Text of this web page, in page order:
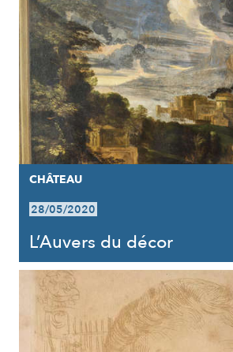
CHÂTEAU
28/05/2020
L’Auvers du décor